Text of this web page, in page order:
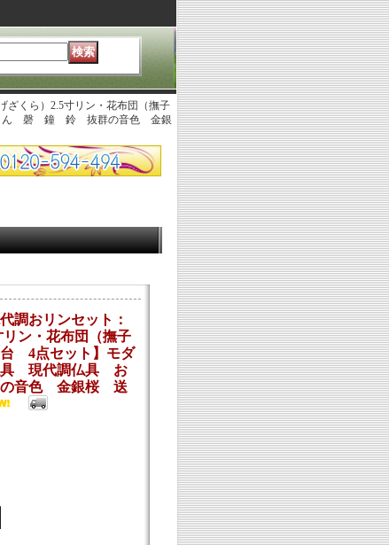
ざくら）2.5寸リン・花布団（撫子
りん 磬 鐘 鈴 抜群の音色 金銀
調おリンセット：
ン・花布団（撫子
4点セット】モダ
具 現代調仏具 お
音色 金銀桜 送